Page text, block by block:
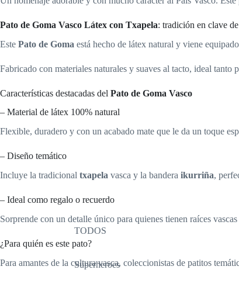
TODOS
Superheroes
Pato de Goma Vasco Látex con Txapela: tradición en clave
Este Pato de Goma está hecho de látex natural y viene
Fabricado con materiales naturales y suaves al tacto, ideal tanto
Características destacadas del Pato de Goma Vasco
– Material de látex 100% natural
Flexible, duradero y con un acabado mate que le da un toque
– Diseño temático
Incluye la tradicional txapela vasca y la bandera ikurriña,
– Ideal como regalo o recuerdo
Sorprende con un detalle único para quienes tienen raíces
¿Para quién es este pato?
Para amantes de la cultura vasca, coleccionistas de patitos